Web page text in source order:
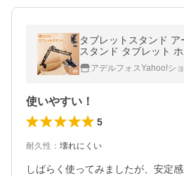
タブレットスタンド
スタンド タブレット
ー クランプ スマホ
(コードホルダー付属無
アデルフォスYahoo!シ
使いやすい！
5
耐久性 ： 壊れにくい
しばらく使ってみましたが、安定